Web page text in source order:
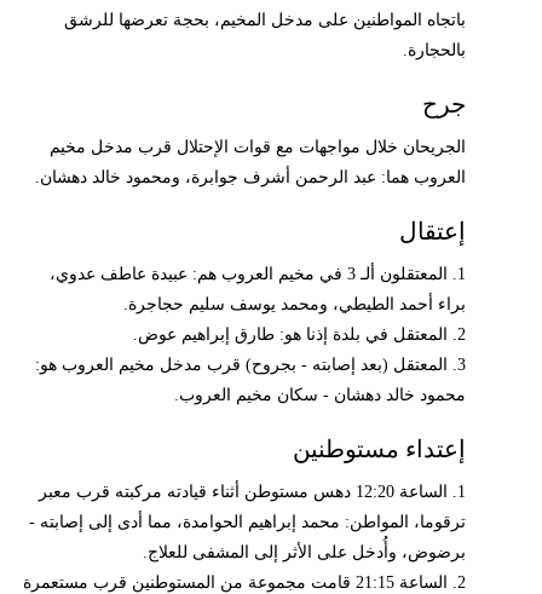
باتجاه المواطنين على مدخل المخيم، بحجة تعرضها للرشق
بالحجارة.
جرح
الجريحان خلال مواجهات مع قوات الإحتلال قرب مدخل مخيم
العروب هما: عبد الرحمن أشرف جوابرة، ومحمود خالد دهشان.
إعتقال
1. المعتقلون ألـ 3 في مخيم العروب هم: عبيدة عاطف عدوي،
براء أحمد الطيطي، ومحمد يوسف سليم حجاجرة.
2. المعتقل في بلدة إذنا هو: طارق إبراهيم عوض.
3. المعتقل (بعد إصابته - بجروح) قرب مدخل مخيم العروب هو:
محمود خالد دهشان - سكان مخيم العروب.
إعتداء مستوطنين
1. الساعة 12:20 دهس مستوطن أثناء قيادته مركبته قرب معبر
ترقوما، المواطن: محمد إبراهيم الحوامدة، مما أدى إلى إصابته -
برضوض، وأُدخل على الأثر إلى المشفى للعلاج.
2. الساعة 21:15 قامت مجموعة من المستوطنين قرب مستعمرة